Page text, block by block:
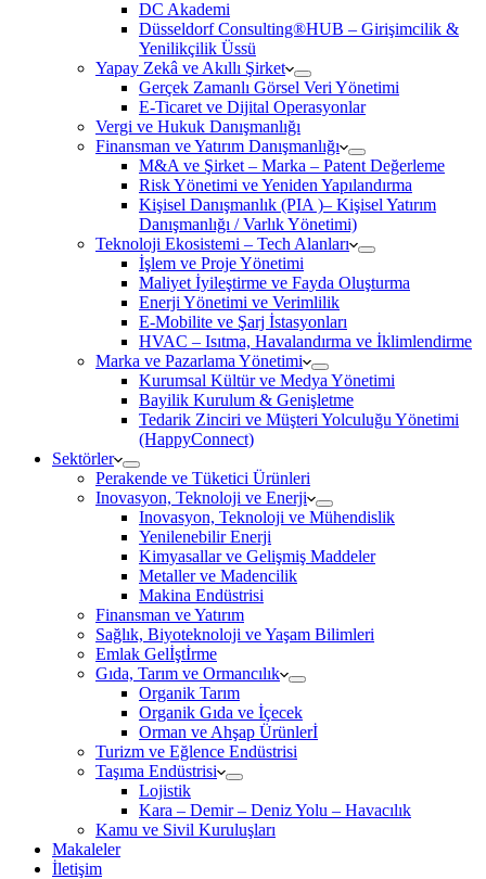
DC Akademi
Düsseldorf Consulting®HUB – Girişimcilik &
Yenilikçilik Üssü
Yapay Zekâ ve Akıllı Şirket
Gerçek Zamanlı Görsel Veri Yönetimi
E-Ticaret ve Dijital Operasyonlar
Vergi ve Hukuk Danışmanlığı
Finansman ve Yatırım Danışmanlığı
M&A ve Şirket – Marka – Patent Değerleme
Risk Yönetimi ve Yeniden Yapılandırma
Kişisel Danışmanlık (PIA )– Kişisel Yatırım
Danışmanlığı / Varlık Yönetimi)
Teknoloji Ekosistemi – Tech Alanları
İşlem ve Proje Yönetimi
Maliyet İyileştirme ve Fayda Oluşturma
Enerji Yönetimi ve Verimlilik
E-Mobilite ve Şarj İstasyonları
HVAC – Isıtma, Havalandırma ve İklimlendirme
Marka ve Pazarlama Yönetimi
Kurumsal Kültür ve Medya Yönetimi
Bayilik Kurulum & Genişletme
Tedarik Zinciri ve Müşteri Yolculuğu Yönetimi
(HappyConnect)
Sektörler
Perakende ve Tüketici Ürünleri
Inovasyon, Teknoloji ve Enerji
Inovasyon, Teknoloji ve Mühendislik
Yenilenebilir Enerji
Kimyasallar ve Gelişmiş Maddeler
Metaller ve Madencilik
Makina Endüstrisi
Finansman ve Yatırım
Sağlık, Biyoteknoloji ve Yaşam Bilimleri
Emlak Gelİştİrme
Gıda, Tarım ve Ormancılık
Organik Tarım
Organik Gıda ve İçecek
Orman ve Ahşap Ürünlerİ
Turizm ve Eğlence Endüstrisi
Taşıma Endüstrisi
Lojistik
Kara – Demir – Deniz Yolu – Havacılık
Kamu ve Sivil Kuruluşları
Makaleler
İletişim